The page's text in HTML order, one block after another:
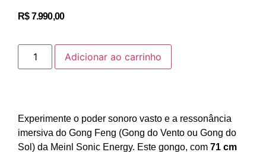
R$7.990,00
Adicionar ao carrinho
Experimente o poder sonoro vasto e a ressonância
imersiva do Gong Feng (Gong do Vento ou Gong do
Sol) da Meinl Sonic Energy. Este gongo, com 71 cm